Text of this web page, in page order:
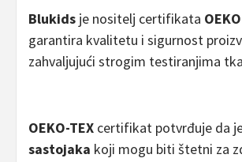
Blukids je nositelj certifikata
garantira kvalitetu i sigurnost
zahvaljujući strogim testiranjima
OEKO-TEX certifikat potvrđuje da
sastojaka koji mogu biti štetni za